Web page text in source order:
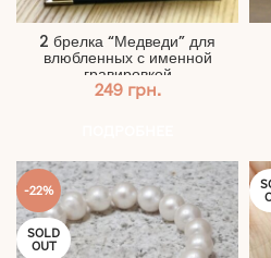
2 брелка “Медведи” для
влюбленных с именной
гравировкой
249 грн.
-22%
SOLD
OUT